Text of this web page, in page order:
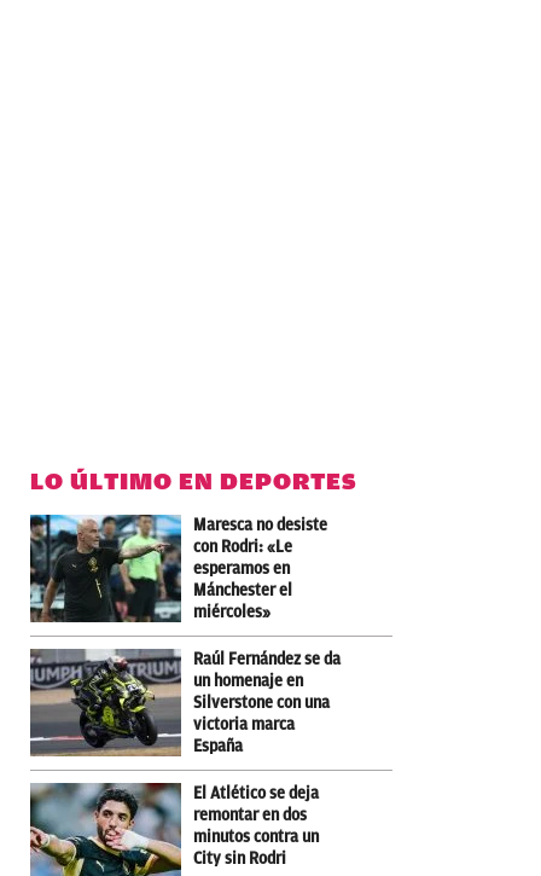
LO ÚLTIMO EN DEPORTES
Maresca no desiste
con Rodri: «Le
esperamos en
Mánchester el
miércoles»
Raúl Fernández se da
un homenaje en
Silverstone con una
victoria marca
España
El Atlético se deja
remontar en dos
minutos contra un
City sin Rodri